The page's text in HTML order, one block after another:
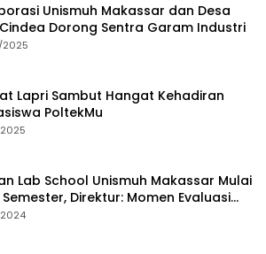
Unismuh Makassar dan Desa
Dorong Sentra Garam Industri
Lapri Sambut Hangat Kehadiran
PoltekMu
Lab School Unismuh Makassar Mulai
Semester, Direktur: Momen Evaluasi
Pembelajaran